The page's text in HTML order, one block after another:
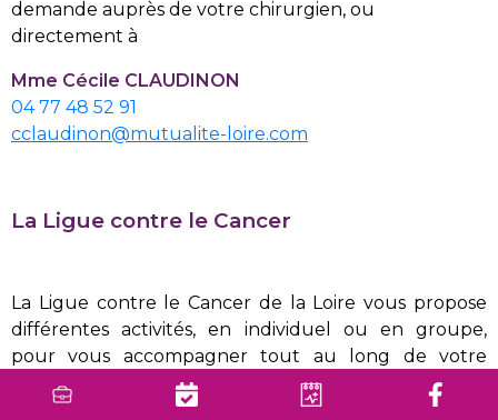
demande auprès de votre chirurgien, ou
directement à
Mme Cécile CLAUDINON
04 77 48 52 91
cclaudinon@mutualite-loire.com
La Ligue contre le Cancer
La Ligue contre le Cancer de la Loire vous propose
différentes activités, en individuel ou en groupe,
pour vous accompagner tout au long de votre
parcours et rompre l’isolement induit par la maladie.